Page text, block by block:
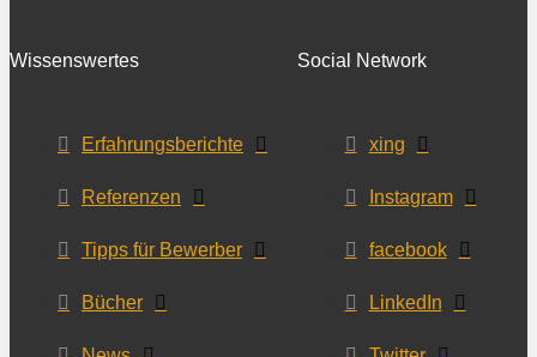
Wissenswertes
Erfahrungsberichte
Referenzen
Tipps für Bewerber
Bücher
Social Network
xing
Instagram
facebook
LinkedIn